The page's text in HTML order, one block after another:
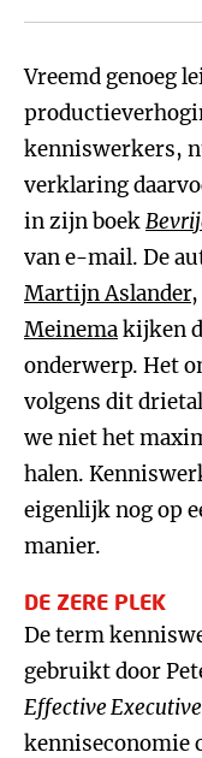
Vreemd genoeg
kenniswerkers,
verklaring
in zijn boek
van e-mail. De
Martijn Aslander,
Meinemakijken
onderwerp. Het
volgens dit
we niet het
halen.
eigenlijk nog op
manier.
DE ZERE PLEK
De term
gebruikt door
Effective Executive
kenniseconomie